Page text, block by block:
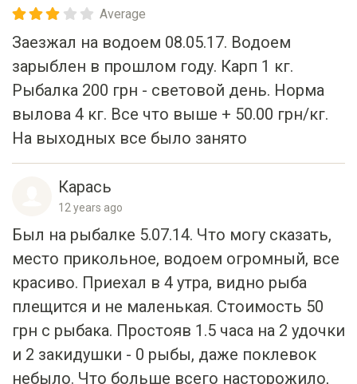
Заезжал на водоем 08.05.17. Водоем
зарыблен в прошлом году. Карп 1 кг.
Рыбалка 200 грн - световой день. Норма
вылова 4 кг. Все что выше + 50.00 грн/кг.
На выходных все было занято
Был на рыбалке 5.07.14. Что могу сказать,
место прикольное, водоем огромный, все
красиво. Приехал в 4 утра, видно рыба
плещится и не маленькая. Стоимость 50
грн с рыбака. Простояв 1.5 часа на 2 удочки
и 2 закидушки - 0 рыбы, даже поклевок
небыло. Что больше всего насторожило,
был я с товарищем и еще два рыбака